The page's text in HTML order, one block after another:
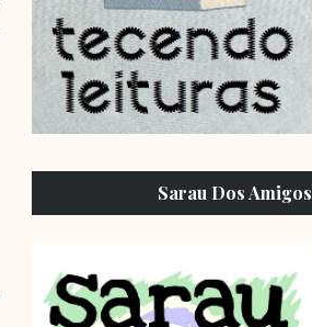
Sarau Dos Amigos